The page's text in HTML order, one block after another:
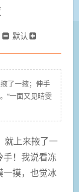
默认
了一掖；伸手
”一面又见晴雯
就上来掖了一
手！我说看冻
一摸，也觉冰